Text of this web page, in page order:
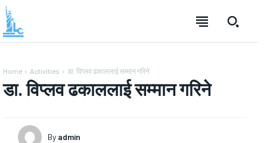
Home Activities डा. विप्लव ढकाललाई सम्मान गरिने
डा. विप्लव ढकाललाई सम्मान गरिने
By admin